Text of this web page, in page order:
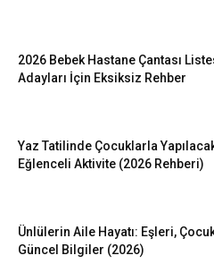
2026 Bebek Hastane Çantası
Adayları İçin Eksiksiz Rehber
Yaz Tatilinde Çocuklarla
Eğlenceli Aktivite (2026 Rehberi)
Ünlülerin Aile Hayatı: Eşleri,
Güncel Bilgiler (2026)